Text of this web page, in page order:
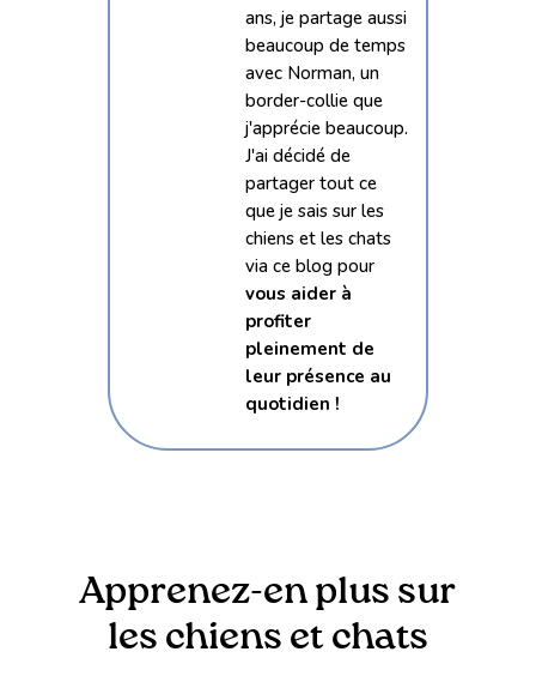
ans, je partage aussi
beaucoup de temps
avec Norman, un
border-collie que
j'apprécie beaucoup.
J'ai décidé de
partager tout ce
que je sais sur les
chiens et les chats
via ce blog pour
vous aider à
profiter
pleinement de
leur présence au
quotidien !
Apprenez-en plus sur
les chiens et chats